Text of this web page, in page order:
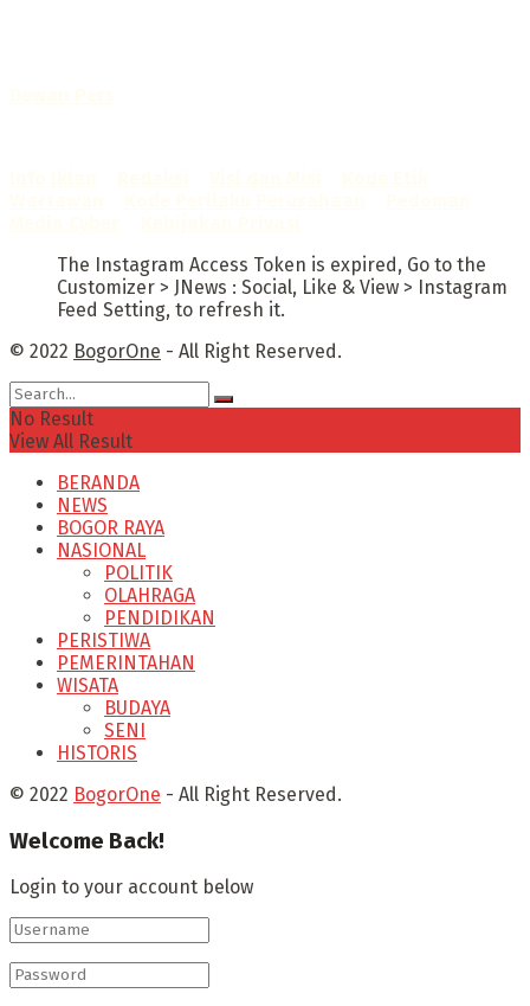
The Instagram Access Token is expired, Go to the
Customizer > JNews : Social, Like & View > Instagram
Feed Setting, to refresh it.
© 2022 BogorOne - All Right Reserved.
No Result
View All Result
BERANDA
NEWS
BOGOR RAYA
NASIONAL
POLITIK
OLAHRAGA
PENDIDIKAN
PERISTIWA
PEMERINTAHAN
WISATA
BUDAYA
SENI
HISTORIS
© 2022 BogorOne - All Right Reserved.
Welcome Back!
Login to your account below